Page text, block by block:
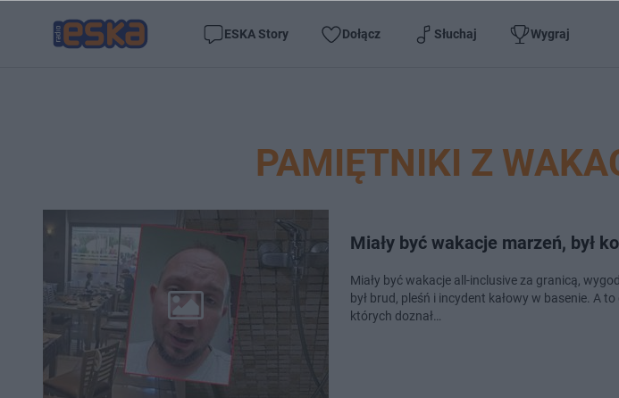
ESKA Story Dołącz Słuchaj Wygraj
PAMIĘTNIKI Z
Miały być wakacje marzeń, był
Miały być wakacje all-inclusive za granicą,
był brud, pleśń i incydent kałowy w basenie. A
których doznał…